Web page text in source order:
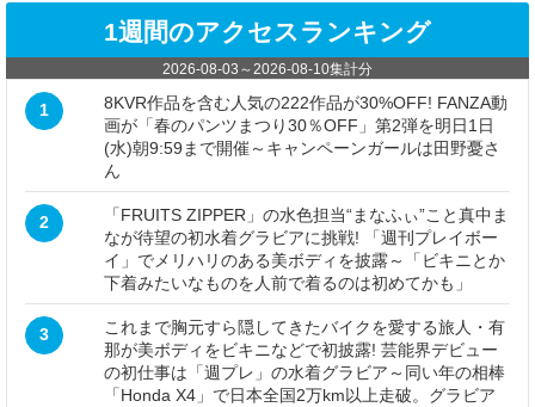
1週間のアクセスランキング
2026-08-03 ～2026-08-10集計分
1
8KVR作品を含む人気の222作品が30%OFF! FANZA動
画が「春のパンツまつり30％OFF」第2弾を明日1日
(水)朝9:59まで開催～キャンペーンガールは田野憂さ
ん
2
「FRUITS ZIPPER」の水色担当“まなふぃ”こと真中ま
なが待望の初水着グラビアに挑戦! 「週刊プレイボー
イ」でメリハリのある美ボディを披露～「ビキニとか
下着みたいなものを人前で着るのは初めてかも」
3
これまで胸元すら隠してきたバイクを愛する旅人・有
那が美ボディをビキニなどで初披露! 芸能界デビュー
の初仕事は「週プレ」の水着グラビア～同い年の相棒
「Honda X4」で日本全国2万km以上走破。グラビア